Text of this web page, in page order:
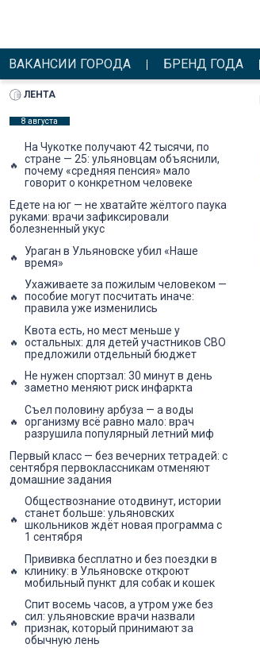
ВАКАНСИИ ГОРОДА БРЕНД ГОДА
ЛЕНТА
8 августа
На Чукотке получают 42 тысячи, по
стране — 25: ульяновцам объяснили,
почему «средняя пенсия» мало
говорит о конкретном человеке
Едете на юг — не хватайте жёлтого паука
руками: врачи зафиксировали
болезненный укус
Ураган в Ульяновске убил «Наше
время»
Ухаживаете за пожилым человеком —
пособие могут посчитать иначе:
правила уже изменились
Квота есть, но мест меньше у
остальных: для детей участников СВО
предложили отдельный бюджет
Не нужен спортзал: 30 минут в день
заметно меняют риск инфаркта
Съел половину арбуза — а воды
организму всё равно мало: врач
разрушила популярный летний миф
Первый класс — без вечерних тетрадей: с
сентября первоклассникам отменяют
домашние задания
Обществознание отодвинут, истории
станет больше: ульяновских
школьников ждёт новая программа с
1 сентября
Прививка бесплатно и без поездки в
клинику: в Ульяновске откроют
мобильный пункт для собак и кошек
Спит восемь часов, а утром уже без
сил: ульяновские врачи назвали
признак, который принимают за
обычную лень